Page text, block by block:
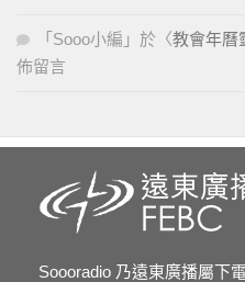
「 Sooo小編 」於〈教會年曆
佈留言
Soooradio 乃遠東廣播屬下